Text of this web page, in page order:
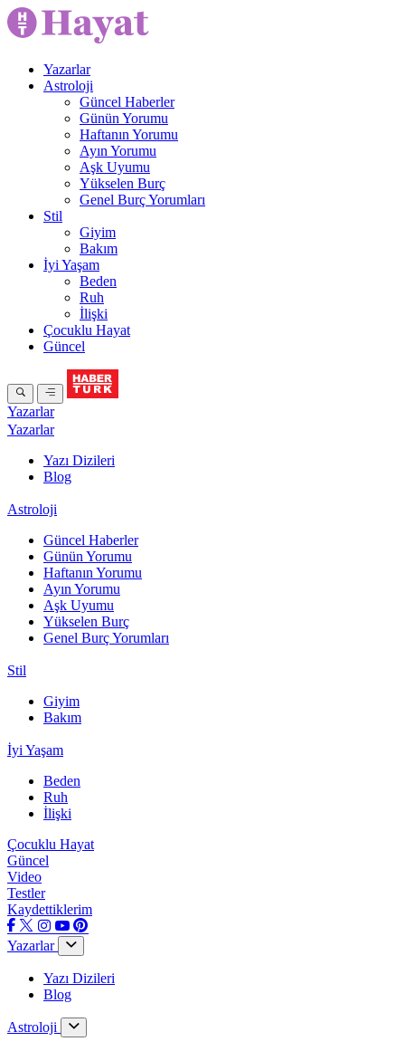
Yazarlar
Astroloji
Güncel Haberler
Günün Yorumu
Haftanın Yorumu
Ayın Yorumu
Aşk Uyumu
Yükselen Burç
Genel Burç Yorumları
Stil
Giyim
Bakım
İyi Yaşam
Beden
Ruh
İlişki
Çocuklu Hayat
Güncel
Yazarlar
Yazarlar
Yazı Dizileri
Blog
Astroloji
Güncel Haberler
Günün Yorumu
Haftanın Yorumu
Ayın Yorumu
Aşk Uyumu
Yükselen Burç
Genel Burç Yorumları
Stil
Giyim
Bakım
İyi Yaşam
Beden
Ruh
İlişki
Çocuklu Hayat
Güncel
Video
Testler
Kaydettiklerim
Yazarlar
Yazı Dizileri
Blog
Astroloji